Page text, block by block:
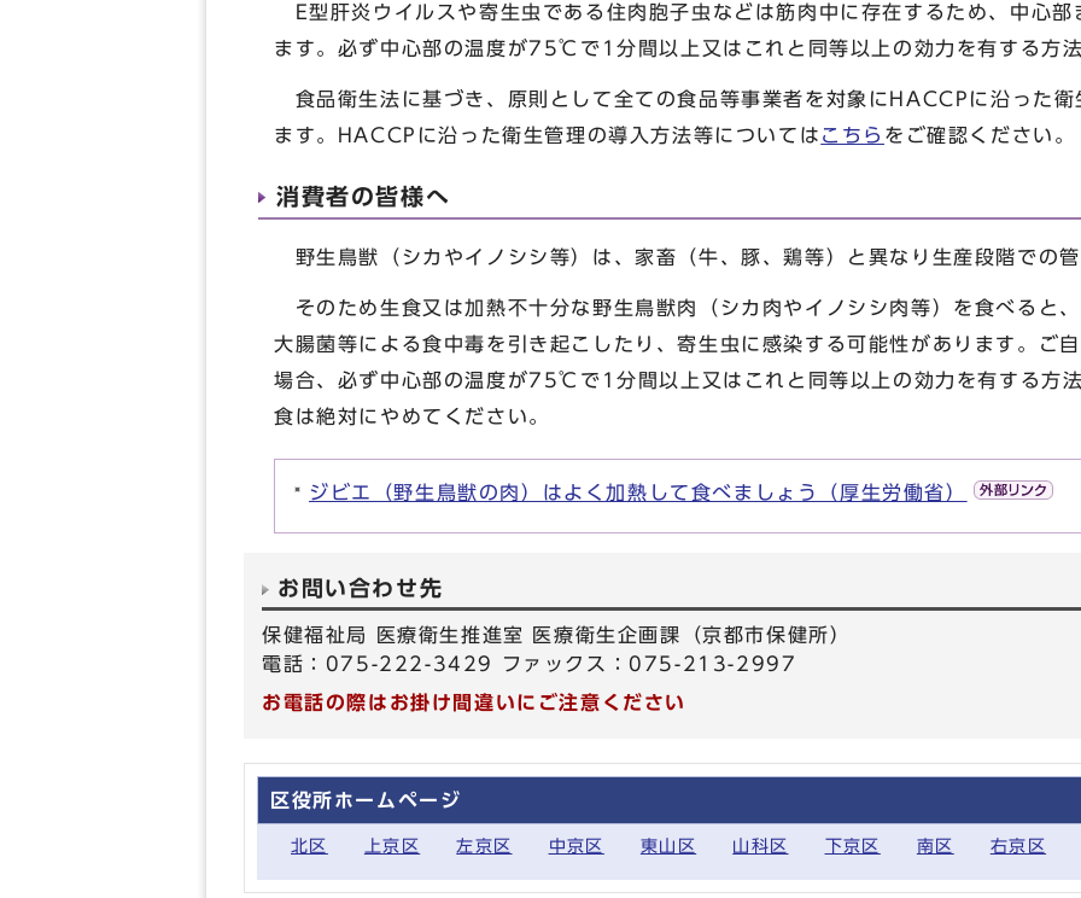
E型肝炎ウイルスや寄生虫である住肉胞子虫などは筋肉中に存在するため、中心部
ます。必ず中心部の温度が75℃で1分間以上又はこれと同等以上の効力を有する方
食品衛生法に基づき、原則として全ての食品等事業者を対象にHACCPに沿った衛
ます。HACCPに沿った衛生管理の導入方法等については こちら をご確認ください。
消費者の皆様へ
野生鳥獣（シカやイノシシ等）は、家畜（牛、豚、鶏等）と異なり生産段階での
そのため生食又は加熱不十分な野生鳥獣肉（シカ肉やイノシシ肉等）を食べると
大腸菌等による食中毒を引き起こしたり、寄生虫に感染する可能性があります。ご
場合、必ず中心部の温度が75℃で1分間以上又はこれと同等以上の効力を有する方
食は絶対にやめてください。
ジビエ（野生鳥獣の肉）はよく加熱して食べましょう（厚生労働省）
お問い合わせ先
保健福祉局 医療衛生推進室 医療衛生企画課（京都市保健所）
電話：075-222-3429 ファックス：075-213-2997
お電話の際はお掛け間違いにご注意ください
区役所ホームページ
北区 上京区 左京区 中京区 東山区 山科区 下京区 南区 右京区